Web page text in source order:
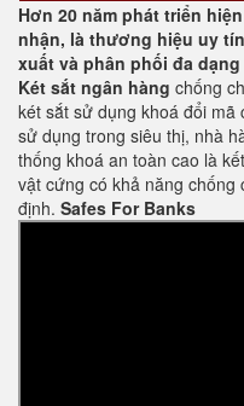
Hơn 20 năm phát triển
nhận, là thương hiệu uy
xuất và phân phối đa
Két sắt ngân hàng chống
két sắt sử dụng khoá đổi
sử dụng trong siêu thị, nhà
thống khoá an toàn cao là
vật cứng có khả năng
định. Safes For Banks